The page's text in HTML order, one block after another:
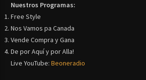
Nuestros Programas:
Free Style
Nos Vamos pa Canada
Vende Compra y Gana
De por Aquí y por Alla!
Live YouTube:Beoneradio